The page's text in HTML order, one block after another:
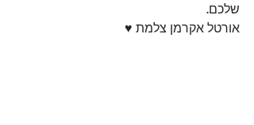
שלכם.
אורטל אקרמן צלמת ♥